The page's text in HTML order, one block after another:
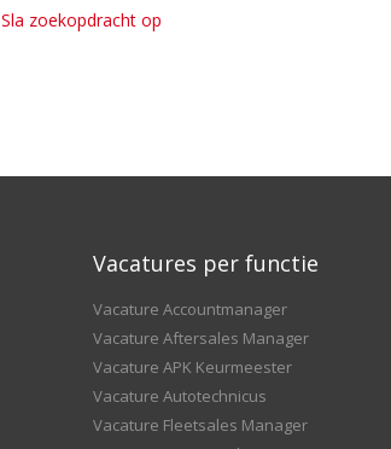
Sla zoekopdracht op
Vacatures per functie
Vacature Accountmanager
Vacature Aftersales Manager
Vacature APK Keurmeester
Vacature Autotechnicus
Vacature Fleetsales Manager